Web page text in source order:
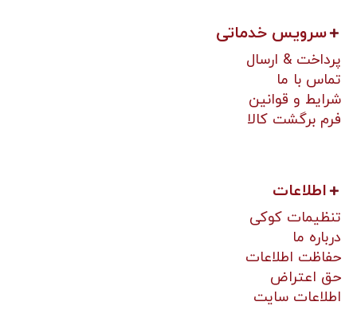
سرویس خدماتی
پرداخت & ارسال
تماس با ما
شرایط و قوانین
فرم برگشت کالا
اطلاعات
تنظیمات کوکی
درباره ما
حفاظت اطلاعات
حق اعتراض
اطلاعات سایت